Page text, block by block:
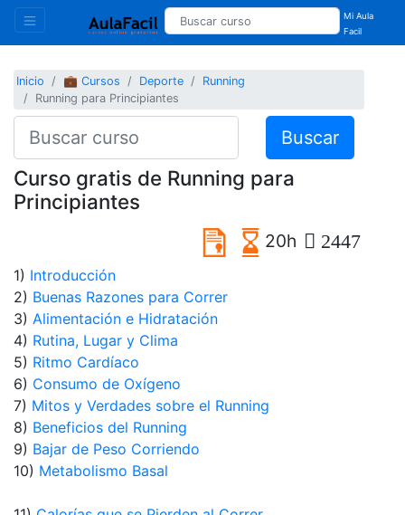
Mi Aula
Facil
Inicio 💼 Cursos Deporte
Running
Running para Principiantes
Buscar
Curso gratis de Running para
Principiantes
20h 2447
1) Introducción
2) Buenas Razones para Correr
3) Alimentación e Hidratación
4) Rutina, Lugar y Clima
5) Ritmo Cardíaco
6) Consumo de Oxígeno
7) Mitos y Verdades sobre el Running
8) Beneficios del Running
9) Bajar de Peso Corriendo
10) Metabolismo Basal